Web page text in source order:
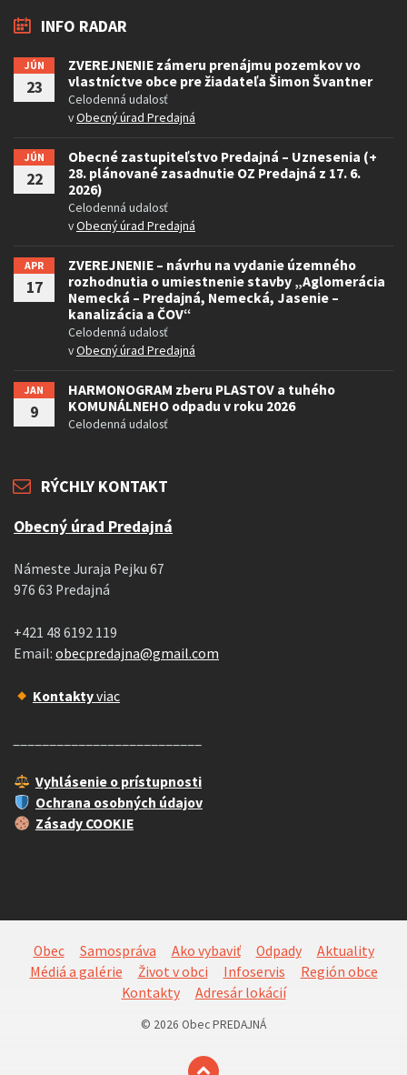
INFO RADAR
JÚN
23
ZVEREJNENIE zámeru prenájmu pozemkov vo
vlastníctve obce pre žiadateľa Šimon Švantner
Celodenná udalosť
vObecný úrad Predajná
JÚN
22
Obecné zastupiteľstvo Predajná – Uznesenia (+
28. plánované zasadnutie OZ Predajná z 17. 6.
2026)
Celodenná udalosť
vObecný úrad Predajná
APR
17
ZVEREJNENIE – návrhu na vydanie územného
rozhodnutia o umiestnenie stavby „Aglomerácia
Nemecká – Predajná, Nemecká, Jasenie –
kanalizácia a ČOV“
Celodenná udalosť
vObecný úrad Predajná
JAN
9
HARMONOGRAM zberu PLASTOV a tuhého
KOMUNÁLNEHO odpadu v roku 2026
Celodenná udalosť
RÝCHLY KONTAKT
Obecný úrad Predajná
Námeste Juraja Pejku 67
976 63 Predajná
+421 48 6192 119
Email: obecpredajna@gmail.com
Kontaktyviac
Vyhlásenie o prístupnosti
Ochrana osobných údajov
Zásady COOKIE
Obec Samospráva Ako vybaviť Odpady
Aktuality
Médiá a galérie
Život v obci Infoservis
Región obce
Kontakty
Adresár lokácií
© 2026 Obec PREDAJNÁ